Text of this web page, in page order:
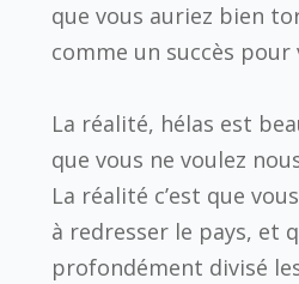
que vous auriez bien
comme un succès
La réalité, hélas est
que vous ne voulez
La réalité c’est que
à redresser le pays, et
profondément divisé